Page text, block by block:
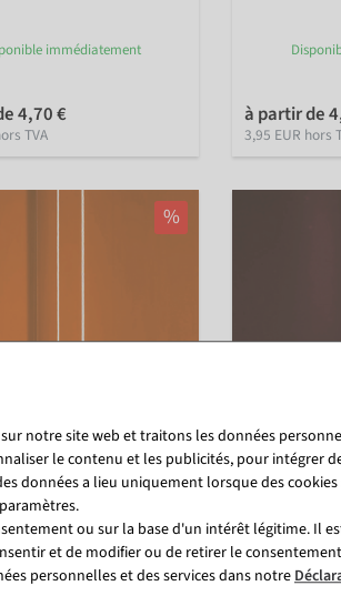
immédiatement
4,70 €
TVA
à partir de
3,95 EUR hors
%
brun rouille
immédiatement
Laquefolie
notre site web et traitons les données
le contenu et les publicités, pour intégrer
données a lieu uniquement lorsque des
ou sur la base d'un intérêt légitime. Il
et de modifier ou de retirer le
personnelles et des services dans notre